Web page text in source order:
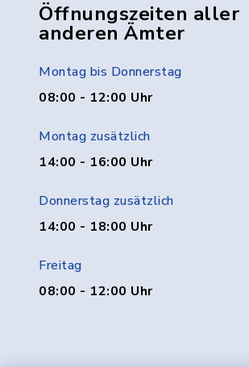
Öffnungszeiten aller
anderen Ämter
Montag bis Donnerstag
08:00 - 12:00 Uhr
Montag zusätzlich
14:00 - 16:00 Uhr
Donnerstag zusätzlich
14:00 - 18:00 Uhr
Freitag
08:00 - 12:00 Uhr